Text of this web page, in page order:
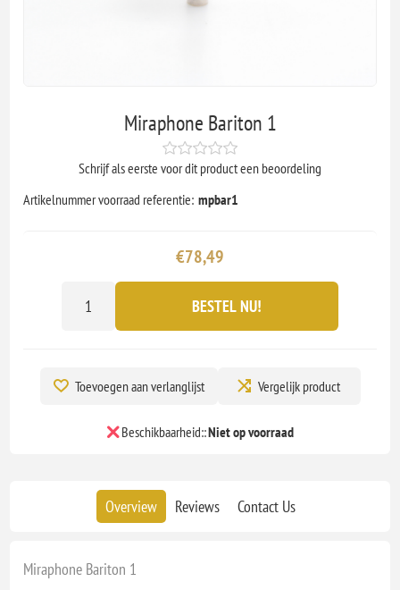
Miraphone Bariton 1
Schrijf als eerste voor dit product een beoordeling
Artikelnummer voorraad referentie: mpbar1
€78,49
BESTEL NU!
Toevoegen aan verlanglijst Vergelijk product
Beschikbaarheid::Niet op voorraad
Overview Reviews Contact Us
Miraphone Bariton 1